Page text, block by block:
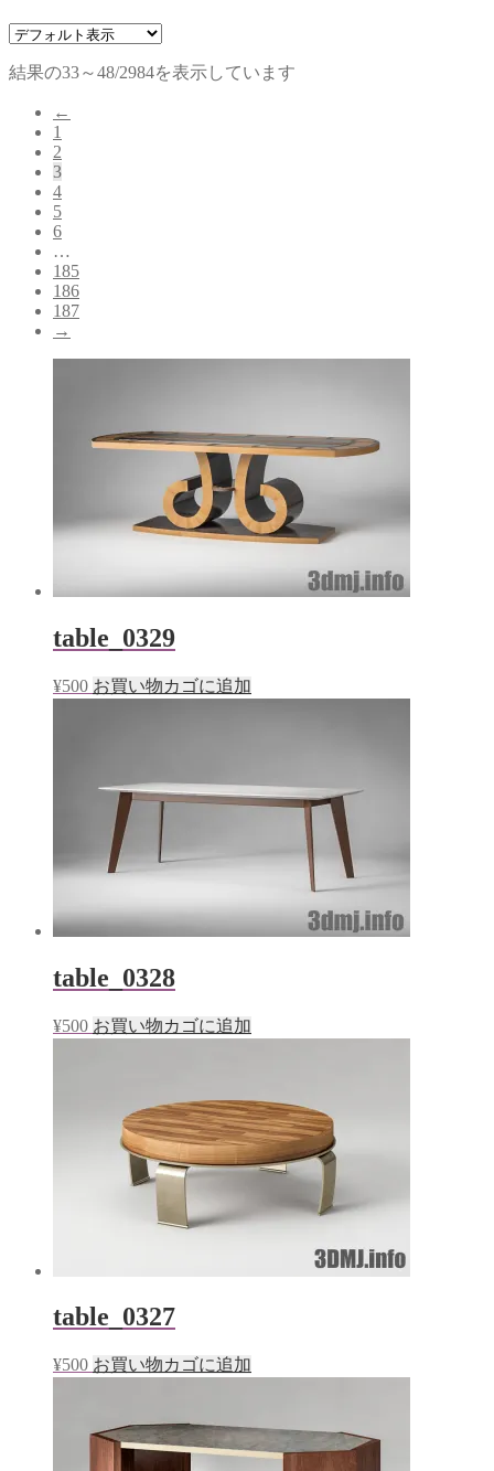
結果の33～48/2984を表示しています
←
1
2
3
4
5
6
…
185
186
187
→
table_0329
¥500 お買い物カゴに追加
table_0328
¥500 お買い物カゴに追加
table_0327
¥500 お買い物カゴに追加